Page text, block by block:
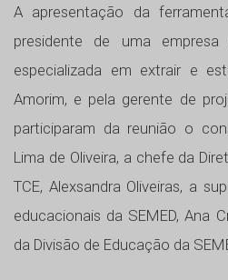
A apresentação da
presidente de uma
especializada em extrair e
Amorim, e pela gerente de
participaram da reunião o
Lima de Oliveira, a chefe da
TCE, Alexsandra Oliveiras, a
educacionais da SEMED, Ana
da Divisão de Educação da